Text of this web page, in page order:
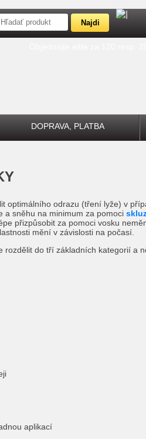
DOPRAVA, PLATBA
optimálního odrazu (tření lyže) v
a sněhu na minimum za pomoci
přizpůsobit za pomoci vosku
mění v závislosti na počasí.
rozdělit do tří základních kategorií a
aplikací